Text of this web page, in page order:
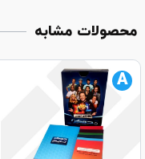
محصولات مشابه
A